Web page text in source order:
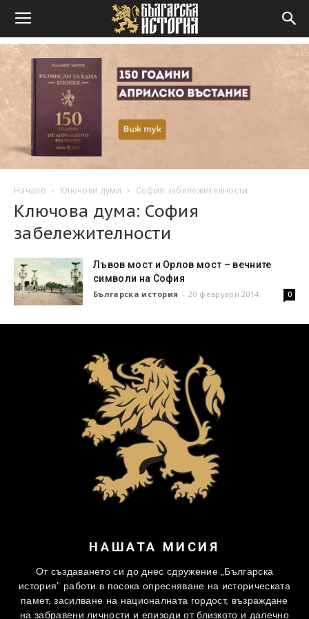
Начало Ключови думи София забележителности
Ключова дума: София
забележителности
Лъвов мост и Орлов мост – вечните
символи на София
Българска история - 20 февруари 2014 0
НАШАТА МИСИЯ
От създаването си до днес сдружение „Българска
история” работи в посока опресняване на историческата
памет, засилване на националната гордост, възраждане
на забравени личности и епизоди от близкото и далечно